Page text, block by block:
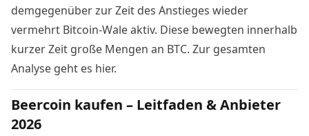
demgegenüber zur Zeit des Anstieges wieder
vermehrt Bitcoin-Wale aktiv. Diese bewegten innerhalb
kurzer Zeit große Mengen an BTC. Zur gesamten
Analyse geht es hier.
Beercoin kaufen – Leitfaden & Anbieter
2026